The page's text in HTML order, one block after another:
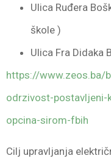
Ulica Ruđera
škole )
Ulica Fra Didaka
https://
odrzivost-postavljeni-
opcina-sirom-fbih
Cilj upravljanja